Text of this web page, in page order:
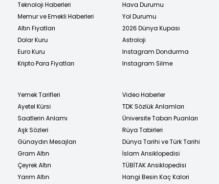
Teknoloji Haberleri
Memur ve Emekli Haberleri
Altın Fiyatları
Dolar Kuru
Euro Kuru
Kripto Para Fiyatları
Hava Durumu
Yol Durumu
2026 Dünya Kupası
Astroloji
Instagram Dondurma
Instagram Silme
Yemek Tarifleri
Ayetel Kürsi
Saatlerin Anlamı
Aşk Sözleri
Günaydın Mesajları
Gram Altın
Çeyrek Altın
Yarım Altın
Video Haberler
TDK Sözlük Anlamları
Üniversite Taban Puanları
Rüya Tabirleri
Dünya Tarihi ve Türk Tarihi
İslam Ansiklopedisi
TÜBİTAK Ansiklopedisi
Hangi Besin Kaç Kalori